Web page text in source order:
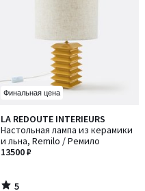
Финальная цена
LA REDOUTE INTERIEURS
Настольная лампа из керамики
и льна, Remilo / Ремило
13500 ₽
5
/
5
5